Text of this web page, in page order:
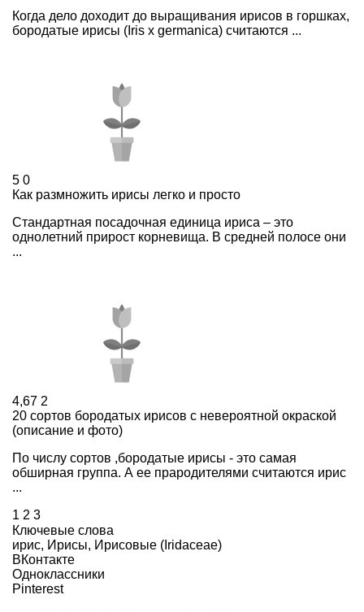
Когда дело доходит до выращивания ирисов в горшках,
бородатые ирисы (Iris x germanica) считаются ...
5 0
Как размножить ирисы легко и просто
Стандартная посадочная единица ириса – это
однолетний прирост корневища. В средней полосе они
...
4,67 2
20 сортов бородатых ирисов с невероятной окраской
(описание и фото)
По числу сортов ,бородатые ирисы - это самая
обширная группа. А ее прародителями считаются ирис
...
1 2 3
Ключевые слова
ирис, Ирисы, Ирисовые (Iridaceae)
ВКонтакте
Одноклассники
Pinterest